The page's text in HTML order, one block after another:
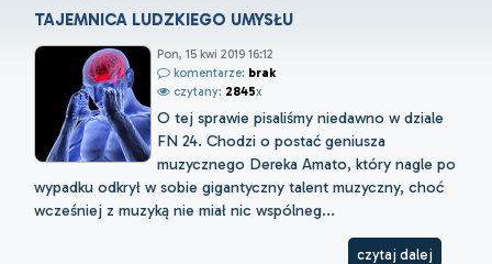
TAJEMNICA LUDZKIEGO UMYSŁU
Pon, 15 kwi 2019 16:12
komentarze: brak
czytany: 2845x
O tej sprawie pisaliśmy niedawno w dziale
FN 24. Chodzi o postać geniusza
muzycznego Dereka Amato, który nagle po
wypadku odkrył w sobie gigantyczny talent muzyczny, choć
wcześniej z muzyką nie miał nic wspólneg...
czytaj dalej